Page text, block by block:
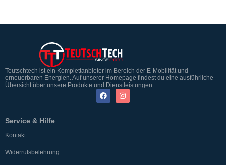
Teutschtech ist ein Komplettanbieter im Bereich der E-Mobilität und
erneuerbaren Energien. Auf unserer Homepage findest du eine ausführliche
Übersicht über unsere Produkte und Dienstleistungen.
Service & Hilfe
Kontakt
Widerrufsbelehrung